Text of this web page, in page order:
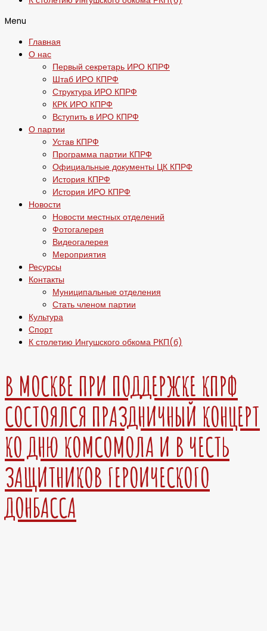
Menu
Главная
О нас
Первый секретарь ИРО КПРФ
Штаб ИРО КПРФ
Структура ИРО КПРФ
КРК ИРО КПРФ
Вступить в ИРО КПРФ
О партии
Устав КПРФ
Программа партии КПРФ
Официальные документы ЦК КПРФ
История КПРФ
История ИРО КПРФ
Новости
Новости местных отделений
Фотогалерея
Видеогалерея
Мероприятия
Ресурсы
Контакты
Муниципальные отделения
Стать членом партии
Культура
Спорт
К столетию Ингушского обкома РКП(б)
В МОСКВЕ ПРИ ПОДДЕРЖКЕ КПРФ
СОСТОЯЛСЯ ПРАЗДНИЧНЫЙ КОНЦЕРТ
КО ДНЮ КОМСОМОЛА И В ЧЕСТЬ
ЗАЩИТНИКОВ ГЕРОИЧЕСКОГО
ДОНБАССА